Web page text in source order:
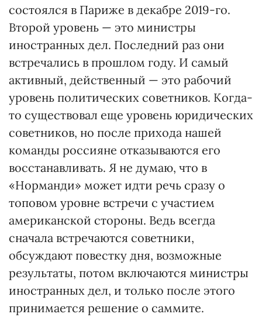
состоялся в Париже в декабре 2019-го.
Второй уровень — это министры
иностранных дел. Последний раз они
встречались в прошлом году. И самый
активный, действенный — это рабочий
уровень политических советников. Когда-
то существовал еще уровень юридических
советников, но после прихода нашей
команды россияне отказываются его
восстанавливать. Я не думаю, что в
«Норманди» может идти речь сразу о
топовом уровне встречи с участием
американской стороны. Ведь всегда
сначала встречаются советники,
обсуждают повестку дня, возможные
результаты, потом включаются министры
иностранных дел, и только после этого
принимается решение о саммите.